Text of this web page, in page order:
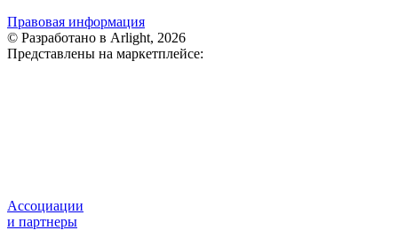
Правовая информация
© Разработано в Arlight, 2026
Представлены на маркетплейсе:
Ассоциации
и партнеры